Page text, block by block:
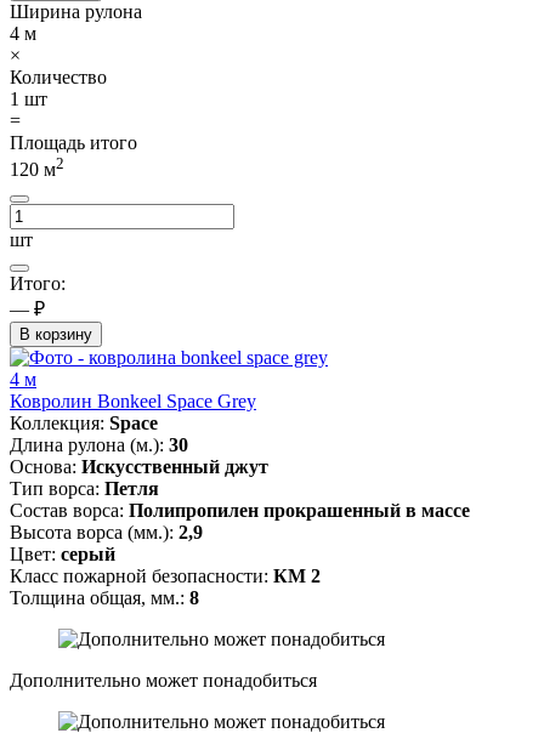
Ширина рулона
4 м
×
Количество
1 шт
=
Площадь итого
120 м2
шт
Итого:
— ₽
В корзину
4 м
Ковролин Bonkeel Space Grey
Коллекция: Space
Длина рулона (м.): 30
Основа: Искусственный джут
Тип ворса: Петля
Состав ворса: Полипропилен прокрашенный в массе
Высота ворса (мм.): 2,9
Цвет: серый
Класс пожарной безопасности: КМ 2
Толщина общая, мм.: 8
Дополнительно может понадобиться